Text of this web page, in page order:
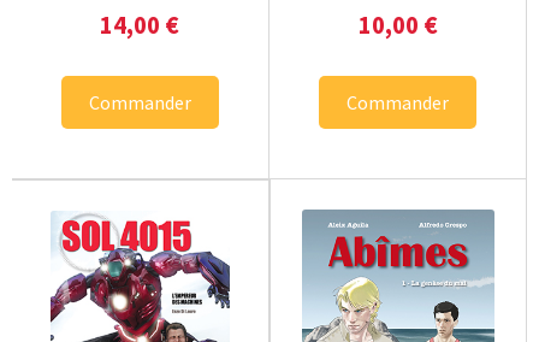
14,00 €
Commander
10,00 €
Commander